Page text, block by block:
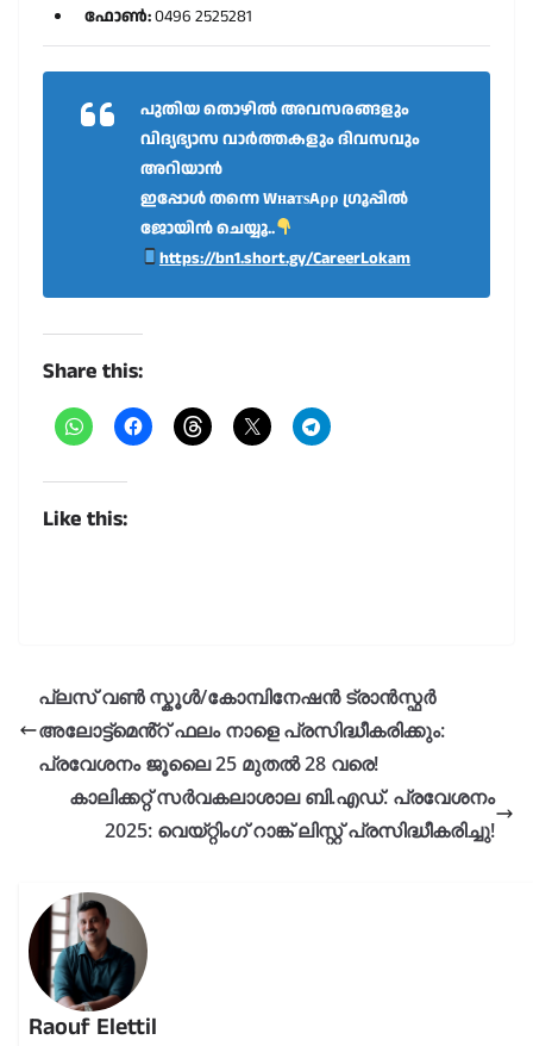
ഫോൺ:0496 2525281
പുതിയ തൊഴിൽ അവസരങ്ങളും
വിദ്യഭ്യാസ വാർത്തകളും ദിവസവും
അറിയാൻ
ഇപ്പോൾ തന്നെ WнaтѕAρρ ഗ്രൂപ്പിൽ
ജോയിൻ ചെയ്യൂ..
https://bn1.short.gy/CareerLokam
Share this:
Like this:
പ്ലസ് വൺ സ്കൂൾ/കോമ്പിനേഷൻ ട്രാൻസ്ഫർ
അലോട്ട്മെൻ്റ് ഫലം നാളെ പ്രസിദ്ധീകരിക്കും:
പ്രവേശനം ജൂലൈ 25 മുതൽ 28 വരെ!
കാലിക്കറ്റ് സർവകലാശാല ബി.എഡ്. പ്രവേശനം
2025: വെയ്റ്റിംഗ് റാങ്ക് ലിസ്റ്റ് പ്രസിദ്ധീകരിച്ചു!
Raouf Elettil